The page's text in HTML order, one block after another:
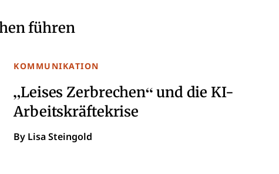
führen
KOMMUNIKATION
„Leises Zerbrechen“ und die KI-
Arbeitskräftekrise
By Lisa Steingold